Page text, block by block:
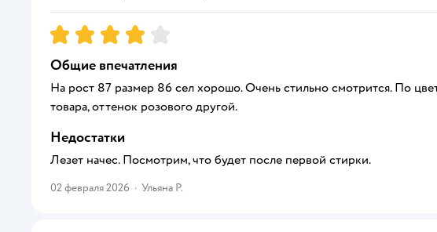
Рейтинг:4
Общие впечатления
На рост 87 размер 86 сел хорошо. Очень стильно смотрится. По
товара, оттенок розового другой.
Недостатки
Лезет начес. Посмотрим, что будет после первой стирки.
02 февраля 2026 · Ульяна Р.